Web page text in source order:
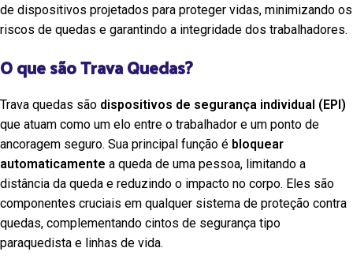
de dispositivos projetados para proteger vidas, minimizando os
riscos de quedas e garantindo a integridade dos trabalhadores.
O que são Trava Quedas?
Trava quedas são dispositivos de segurança individual (EPI)
que atuam como um elo entre o trabalhador e um ponto de
ancoragem seguro. Sua principal função é bloquear
automaticamente a queda de uma pessoa, limitando a
distância da queda e reduzindo o impacto no corpo. Eles são
componentes cruciais em qualquer sistema de proteção contra
quedas, complementando cintos de segurança tipo
paraquedista e linhas de vida.